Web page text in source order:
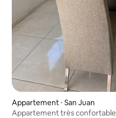
Appartement ⋅ San Juan
Appartement très confortable